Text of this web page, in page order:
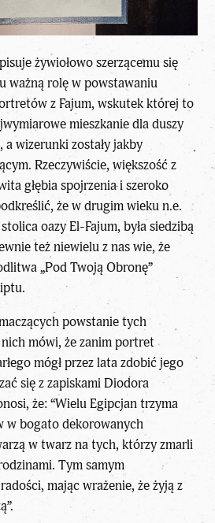
żywiołowo szerzącemu się
ważną rolę w powstawaniu
z Fajum, wskutek której to
mieszkanie dla duszy
a wizerunki zostały jakby
Rzeczywiście, większość z
głębia spojrzenia i szeroko
że w drugim wieku n.e.
oazy El-Fajum, była siedzibą
też niewielu z nas wie, że
„Pod Twoją Obronę”
powstanie tych
nich mówi, że zanim portret
mógł przez lata zdobić jego
się z zapiskami Diodora
że: “Wielu Egipcjan trzyma
w bogato dekorowanych
w twarz na tych, którzy zmarli
Tym samym
mając wrażenie, że żyją z